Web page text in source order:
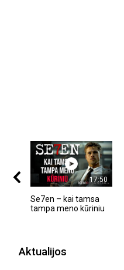
17:50
Se7en – kai tamsa
tampa meno kūriniu
Aktualijos